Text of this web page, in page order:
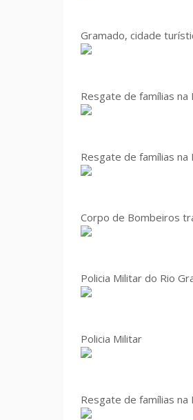
Gramado, cidade
Resgate de famílias
Resgate de famílias
Corpo de Bombeiros
Policia Militar do Rio
Policia Militar
Resgate de famílias